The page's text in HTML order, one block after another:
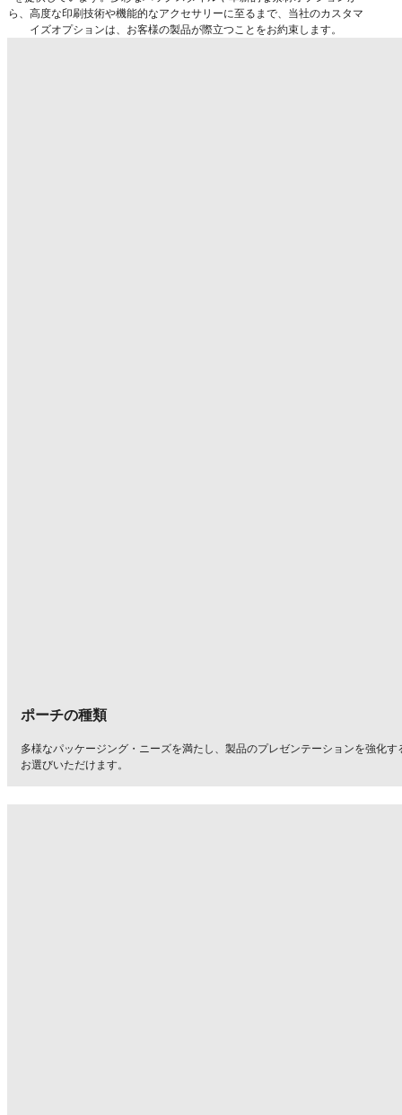
ら、高度な印刷技術や機能的なアクセサリーに至るまで、当社のカスタマ
イズオプションは、お客様の製品が際立つことをお約束します。
ポーチの種類
多様なパッケージング・ニーズを満たし、製品のプレゼンテーションを強化
お選びいただけます。